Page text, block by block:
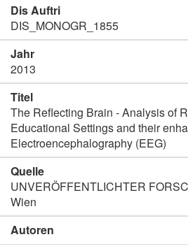
Dis Auftri
DIS_MONOGR_1855
Jahr
2013
Titel
The Reflecting Brain - Analysis of
Educational Settings and their
Electroencephalography (EEG)
Quelle
UNVERÖFFENTLICHTER
Wien
Autoren